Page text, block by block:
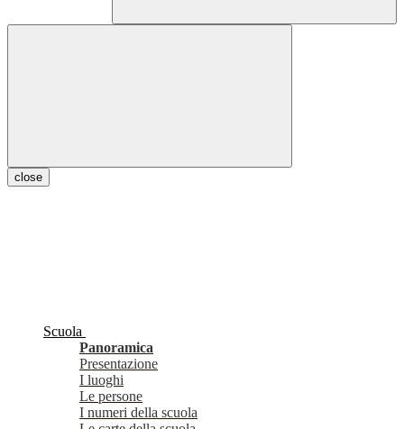
close
Scuola
Panoramica
Presentazione
I luoghi
Le persone
I numeri della scuola